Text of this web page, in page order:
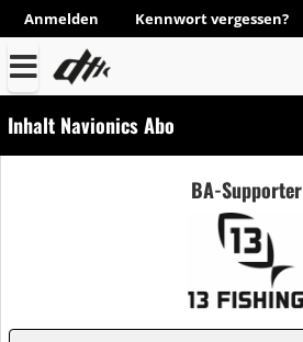
Anmelden Kennwort vergessen?
Inhalt Navionics Abo
BA-Supporter